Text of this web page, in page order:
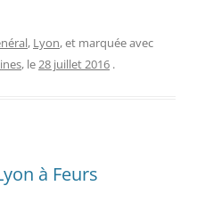
, Lyon, et marquée avec
, le28 juillet 2016 .
à Feurs